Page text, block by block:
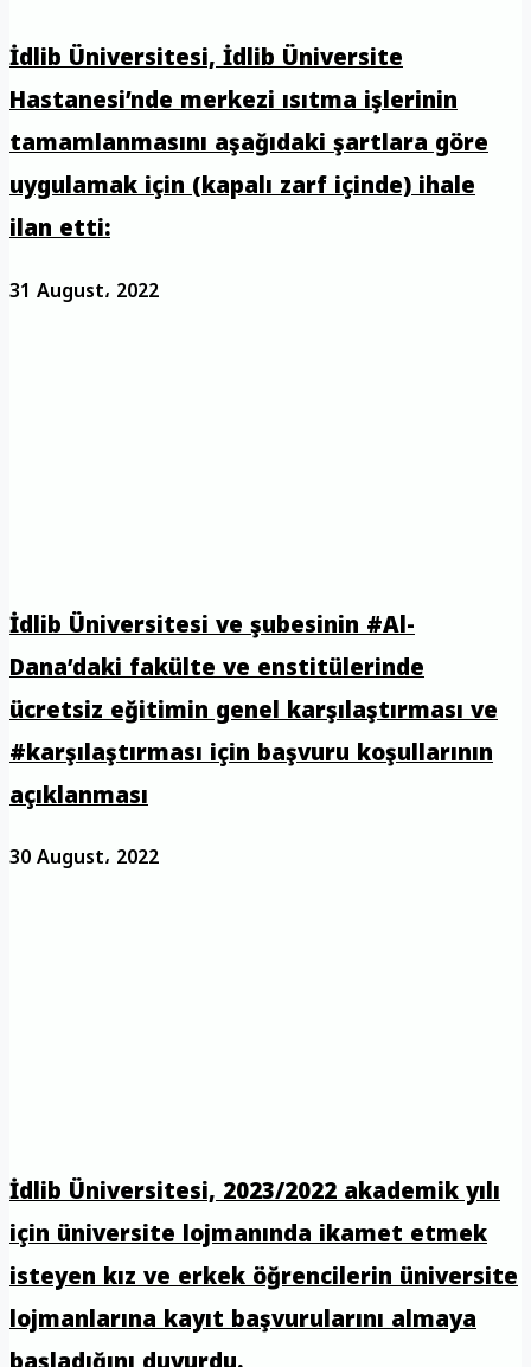
İdlib Üniversitesi, İdlib Üniversite
Hastanesi’nde merkezi ısıtma işlerinin
tamamlanmasını aşağıdaki şartlara göre
uygulamak için (kapalı zarf içinde) ihale
ilan etti:
31 August، 2022
İdlib Üniversitesi ve şubesinin #Al-
Dana’daki fakülte ve enstitülerinde
ücretsiz eğitimin genel karşılaştırması ve
#karşılaştırması için başvuru koşullarının
açıklanması
30 August، 2022
İdlib Üniversitesi, 2023/2022 akademik yılı
için üniversite lojmanında ikamet etmek
isteyen kız ve erkek öğrencilerin üniversite
lojmanlarına kayıt başvurularını almaya